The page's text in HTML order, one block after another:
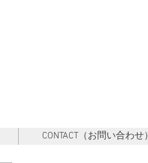
CONTACT（お問い合わせ）